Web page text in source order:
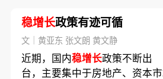
稳增长政策有迹可循
文｜黄亚东 张文朗 黄文静
近期，国内稳增长政策不断出
台，主要集中于房地产、资本